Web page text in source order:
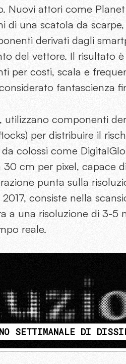
Nuovi attori come
una scatola da
derivati dagli
del vettore. Il risultato
per costi, scala e
fantascienza
utilizzano componenti
per distribuire il
colossi come
cm per pixel, capace
punta sulla
consiste nella
a una risoluzione di 3-5
reale.
SETTIMANALE DI